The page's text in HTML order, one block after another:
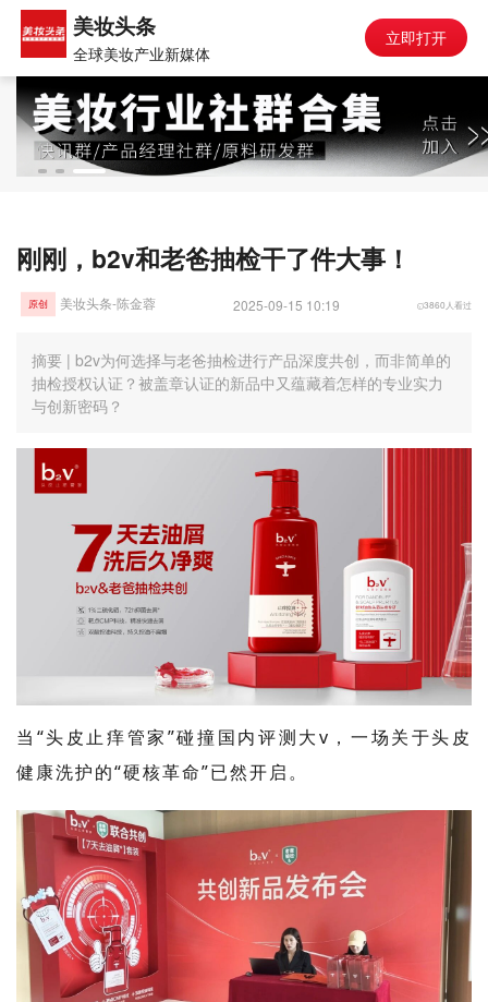
美妆头条
全球美妆产业新媒体
立即打开
刚刚，b2v和老爸抽检干了件大事！
原创 美妆头条-陈金蓉 2025-09-15 10:19 3860人看过
摘要 | b2v为何选择与老爸抽检进行产品深度共创，而非简单的
抽检授权认证？被盖章认证的新品中又蕴藏着怎样的专业实力
与创新密码？
当 “头皮止痒管家”碰撞国内评测大v ，一场关于头皮
健康洗护的“硬核革命”已然开启。